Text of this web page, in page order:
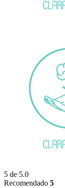
5 de 5.0
Recomendado 5